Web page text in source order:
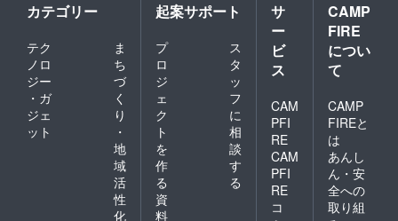
カテゴリー
テク
ノロ
ジー
・ガ
ジェ
ット
ま
ち
づ
く
り
・
地
域
活
性
化
起案サポート
プ
ロ
ジ
ェ
ク
ト
を
作
る
ス
タ
ッ
フ
に
相
談
す
る
資
料
サ
ー
ビ
ス
CAM
PFI
RE
CAM
PFI
RE
コ
CAMP
FIRE
につい
て
CAMP
FIREと
は
あんし
ん・安
全への
取り組